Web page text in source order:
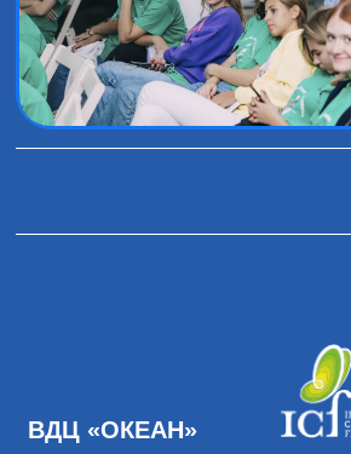
ВДЦ «ОКЕАН»